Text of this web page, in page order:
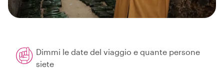
Dimmi le date del viaggio e quante persone
siete